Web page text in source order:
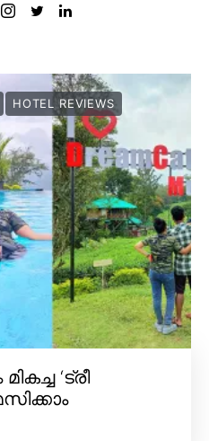
HOTEL REVIEWS
‘ട്രീ